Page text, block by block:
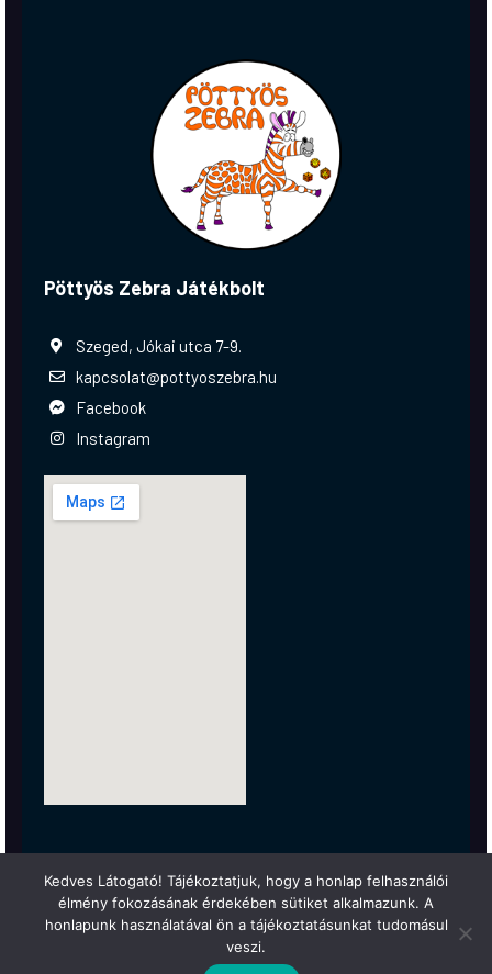
Pöttyös Zebra Játékbolt
Szeged, Jókai utca 7-9.
kapcsolat@pottyoszebra.hu
Facebook
Instagram
Kedves Látogató! Tájékoztatjuk, hogy a honlap felhasználói
élmény fokozásának érdekében sütiket alkalmazunk. A
honlapunk használatával ön a tájékoztatásunkat tudomásul
veszi.